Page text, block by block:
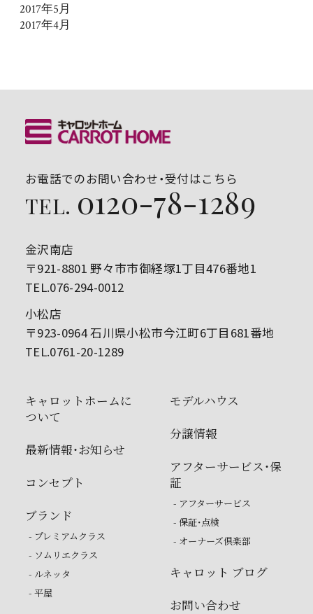
2017年5月
2017年4月
お電話でのお問い合わせ・受付はこちら
TEL. 0120-78-1289
金沢南店
〒921-8801 野々市市御経塚1丁目476番地1
TEL.076-294-0012
小松店
〒923-0964 石川県小松市今江町6丁目681番地
TEL.0761-20-1289
キャロットホームに
ついて
最新情報・お知らせ
コンセプト
ブランド
- プレミアムクラス
- ソムリエクラス
- ルネッタ
- 平屋
モデルハウス
分譲情報
アフターサービス・保
証
- アフターサービス
- 保証・点検
- オーナーズ倶楽部
キャロット ブログ
お問い合わせ